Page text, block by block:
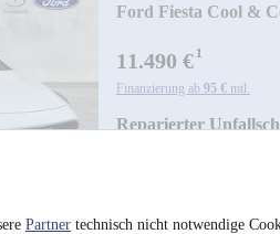
Partner technisch nicht notwendige
Ford Fiesta Cool &
11.490 €¹
Finanzierung ab 95 € mtl.
Reparierter